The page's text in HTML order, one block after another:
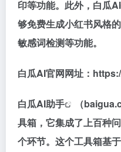
印等功能。此外，白瓜
够免费生成小红书风格
敏感词检测等功能。
白瓜AI官网网址：
白瓜AI助手
（
具箱，它集成了上百种
个环节。这个工具箱基